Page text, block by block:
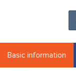
Basic information